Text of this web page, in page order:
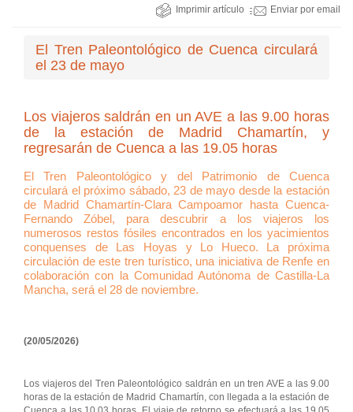
Imprimir artículo Enviar por email
El Tren Paleontológico de Cuenca circulará
el 23 de mayo
Los viajeros saldrán en un AVE a las 9.00 horas
de la estación de Madrid Chamartín, y
regresarán de Cuenca a las 19.05 horas
El Tren Paleontológico y del Patrimonio de Cuenca
circulará el próximo sábado, 23 de mayo desde la estación
de Madrid Chamartín-Clara Campoamor hasta Cuenca-
Fernando Zóbel, para descubrir a los viajeros los
numerosos restos fósiles encontrados en los yacimientos
conquenses de Las Hoyas y Lo Hueco. La próxima
circulación de este tren turístico, una iniciativa de Renfe en
colaboración con la Comunidad Autónoma de Castilla-La
Mancha, será el 28 de noviembre.
(20/05/2026)
Los viajeros del Tren Paleontológico saldrán en un tren AVE a las 9.00
horas de la estación de Madrid Chamartín, con llegada a la estación de